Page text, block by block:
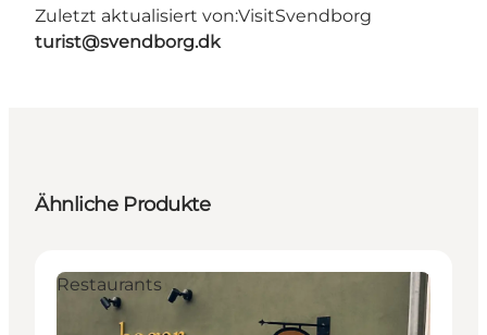
Zuletzt aktualisiert von:VisitSvendborg
turist@svendborg.dk
Ähnliche Produkte
Restaurants